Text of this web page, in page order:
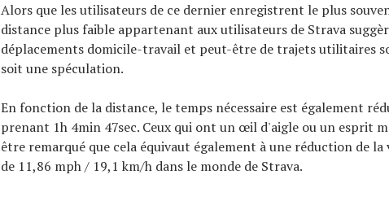
Alors que les utilisateurs de ce dernier enregistrent le plus
distance plus faible appartenant aux utilisateurs de Strava
déplacements domicile-travail et peut-être de trajets utilitaires
soit une spéculation.
En fonction de la distance, le temps nécessaire est également
prenant 1h 4min 47sec. Ceux qui ont un œil d'aigle ou un esprit
être remarqué que cela équivaut également à une réduction de la
de 11,86 mph / 19,1 km/h dans le monde de Strava.